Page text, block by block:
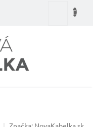
Nákupný